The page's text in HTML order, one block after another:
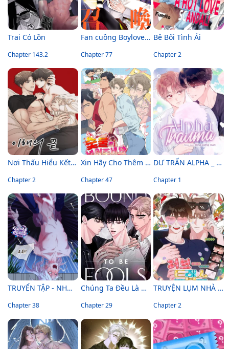
Trai Có Lồn
Chapter 143.2
Fan cuồng Boylove bị triệu hồi tới một thế giới lạ
Chapter 77
Bê Bối Tình Ái
Chapter 2
Nơi Thấu Hiểu Kết Thúc
Chapter 2
Xin Hãy Cho Thêm Than Vào
Chapter 47
DƯ TRẤN ALPHA _ ALPHA TRAUMA
Chapter 1
TRUYỂN TẬP - NHỮNG CON KU NÚNG NÍNH
Chapter 38
Chúng Ta Đều Là Kẻ Ngốc
Chapter 29
TRUYỆN LỤM NHÀ CHIU
Chapter 2